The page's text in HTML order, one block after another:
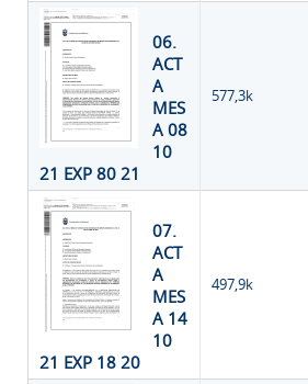
06.
ACT
A
MES
A 08
10
21 EXP 80 21
577,3k
07.
ACT
A
MES
A 14
10
21 EXP 18 20
497,9k